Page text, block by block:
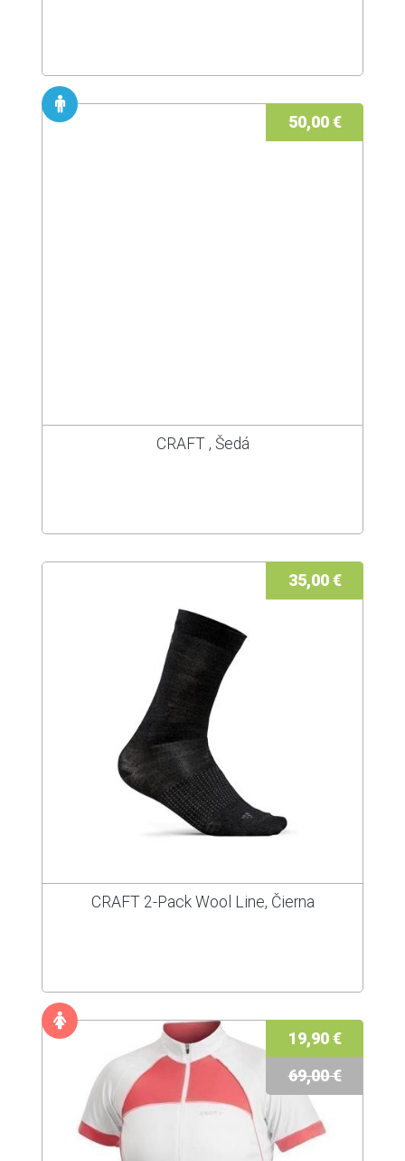
50,00 €
CRAFT , Šedá
35,00 €
CRAFT 2-Pack Wool Line, Čierna
19,90 €
69,00 €